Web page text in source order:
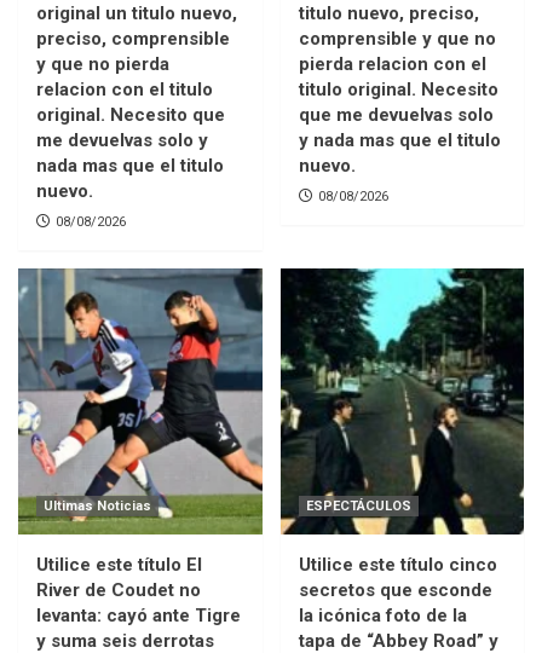
original un titulo nuevo,
preciso, comprensible
y que no pierda
relacion con el titulo
original. Necesito que
me devuelvas solo y
nada mas que el titulo
nuevo.
08/08/2026
titulo nuevo, preciso,
comprensible y que no
pierda relacion con el
titulo original. Necesito
que me devuelvas solo
y nada mas que el titulo
nuevo.
08/08/2026
Ultimas Noticias
Utilice este título El
River de Coudet no
levanta: cayó ante Tigre
y suma seis derrotas
ESPECTÁCULOS
Utilice este título cinco
secretos que esconde
la icónica foto de la
tapa de “Abbey Road” y